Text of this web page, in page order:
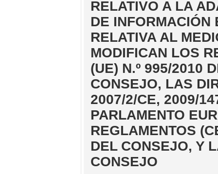
RELATIVO A LA
DE INFORMACIÓN
RELATIVA AL
MODIFICAN LOS
(UE) N.º 995/2010
CONSEJO, LAS
2007/2/CE, 2009/
PARLAMENTO
REGLAMENTOS
DEL CONSEJO, Y
CONSEJO